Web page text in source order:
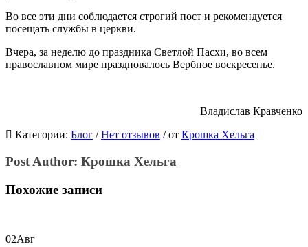
Во все эти дни соблюдается строгий пост и рекомендуется
посещать службы в церкви.
Вчера, за неделю до праздника Светлой Пасхи, во всем
православном мире праздновалось Вербное воскресенье.
Владислав Кравченко
Категории: Блог / Нет отзывов /от Крошка Хельга
Post Author: Крошка Хельга
Похожие записи
02Авг